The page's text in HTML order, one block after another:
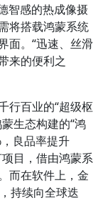
智感的热成像摄
将搭载鸿蒙系统
面。“迅速、丝滑
来的便利之
行百业的“超级枢
生态构建的“鸿
良品率提升
目，借由鸿蒙系
而在软件上，金
持续向全球迭